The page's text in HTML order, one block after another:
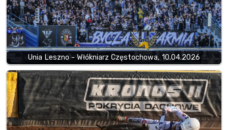
Unia Leszno - Włókniarz Częstochowa, 10.04.2026